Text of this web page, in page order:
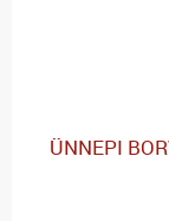
ÜNNEPI